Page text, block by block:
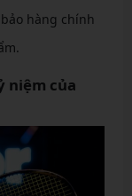
hàng chính
niệm của